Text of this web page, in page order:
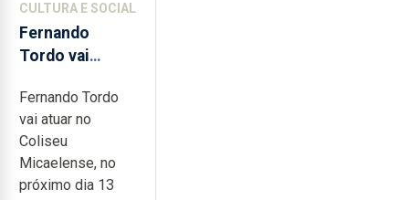
CULTURA E SOCIAL
Fernando
Tordo vai
anos de
carreira no
Coliseu
Micaelense
Fernando Tordo
vai atuar no
Coliseu
Micaelense, no
próximo dia 13